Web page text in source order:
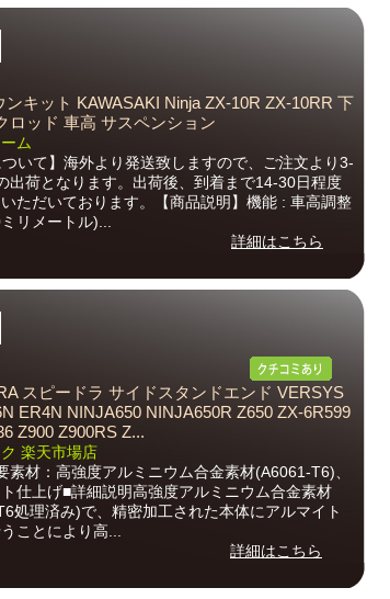
ンキット KAWASAKI Ninja ZX-10R ZX-10RR 下
ロッド 車高 サスペンション
ム
ついて】海外より発送致しますので、ご注文より3-
出荷となります。出荷後、到着まで14-30日程度
ただいております。【商品説明】機能 : 車高調整
リメートル)...
詳細はこちら
スピードラ サイドスタンドエンド VERSYS
ER4N NINJA650 NINJA650R Z650 ZX-6R599
Z900 Z900RS Z...
楽天市場店
素材：高強度アルミニウム合金素材(A6061-T6)、
仕上げ■詳細説明高強度アルミニウム合金素材
処理済み)で、精密加工された本体にアルマイト
ことにより高...
詳細はこちら